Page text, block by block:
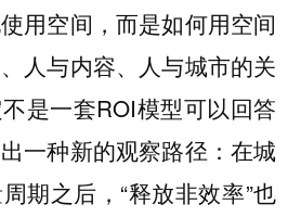
用空间，而是如何用空间
人与内容、人与城市的关
是一套ROI模型可以回答
一种新的观察路径：在城
期之后，“释放非效率”也